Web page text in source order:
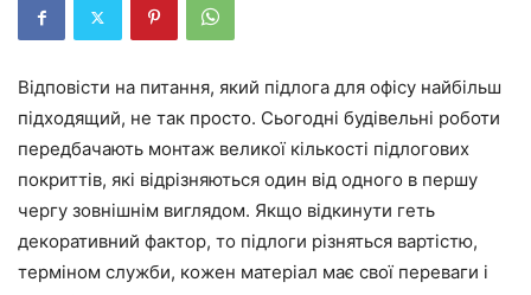
Відповісти на питання, який підлога для офісу найбільш
підходящий, не так просто. Сьогодні будівельні роботи
передбачають монтаж великої кількості підлогових
покриттів, які відрізняються один від одного в першу
чергу зовнішнім виглядом. Якщо відкинути геть
декоративний фактор, то підлоги різняться вартістю,
терміном служби, кожен матеріал має свої переваги і